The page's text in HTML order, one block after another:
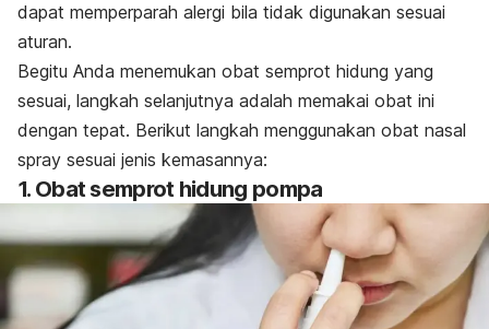
dapat memperparah alergi bila tidak digunakan sesuai
aturan.
Begitu Anda menemukan obat semprot hidung yang
sesuai, langkah selanjutnya adalah memakai obat ini
dengan tepat. Berikut langkah menggunakan obat nasal
spray sesuai jenis kemasannya:
1. Obat semprot hidung pompa